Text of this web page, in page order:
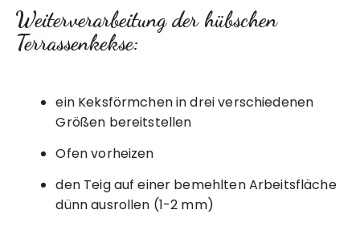
Weiterverarbeitung der hübschen
Terrassenkekse:
ein Keksförmchen in drei verschiedenen
Größen bereitstellen
Ofen vorheizen
den Teig auf einer bemehlten Arbeitsfläche
dünn ausrollen (1-2 mm)